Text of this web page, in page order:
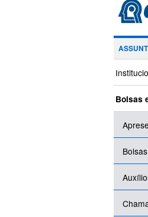
Bolsas
Bolsas